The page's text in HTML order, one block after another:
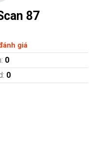
87
giá
0
0